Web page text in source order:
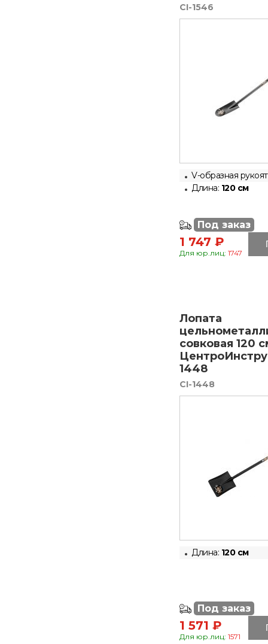
CI-1546
V-образная
Длина: 120 см
Под заказ
1 747 ₽
Для юр.лиц: 1747
Лопата
совковая 120
1448
CI-1448
Длина: 120 см
Под заказ
1 571 ₽
Для юр.лиц: 1571